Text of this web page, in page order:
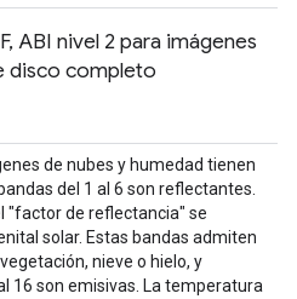
ABI nivel 2 para imágenes
disco completo
de nubes y humedad tienen
del 1 al 6 son reflectantes.
"factor de reflectancia" se
solar. Estas bandas admiten
nieve o hielo, y
16 son emisivas. La temperatura